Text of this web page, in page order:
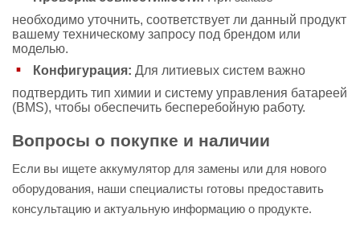
необходимо уточнить, соответствует ли данный продукт
вашему техническому запросу под брендом или
моделью.
Конфигурация: Для литиевых систем важно
подтвердить тип химии и систему управления батареей
(BMS), чтобы обеспечить бесперебойную работу.
Вопросы о покупке и наличии
Если вы ищете аккумулятор для замены или для нового
оборудования, наши специалисты готовы предоставить
консультацию и актуальную информацию о продукте.